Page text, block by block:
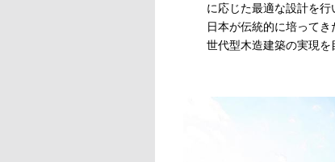
に応じた最適な設計を行
日本が伝統的に培って
世代型木造建築の実現を